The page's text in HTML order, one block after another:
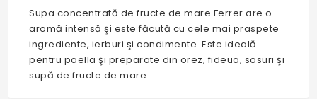
Supa concentrată de fructe de mare Ferrer are o
aromă intensă şi este făcută cu cele mai praspete
ingrediente, ierburi şi condimente. Este ideală
pentru paella şi preparate din orez, fideua, sosuri şi
supă de fructe de mare.